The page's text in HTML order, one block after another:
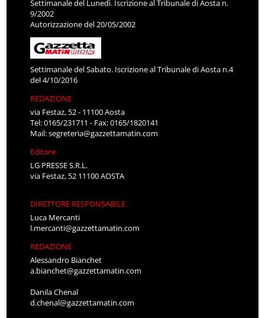
Settimanale del Lunedì. Iscrizione al Tribunale di Aosta n.
9/2002
Autorizzazione del 20/05/2002
Settimanale del Sabato. Iscrizione al Tribunale di Aosta n.4
del 4/10/2016
REDAZIONE
via Festaz, 52 - 11100 Aosta
Tel: 0165/231711 - Fax: 0165/1820141
Mail:segreteria@gazzettamatin.com
Editore
LG PRESSE S.R.L.
via Festaz, 52 11100 AOSTA
DIRETTORE RESPONSABILE
Luca Mercanti
l.mercanti@gazzettamatin.com
REDAZIONE
Alessandro Bianchet
a.bianchet@gazzettamatin.com
Danila Chenal
d.chenal@gazzettamatin.com